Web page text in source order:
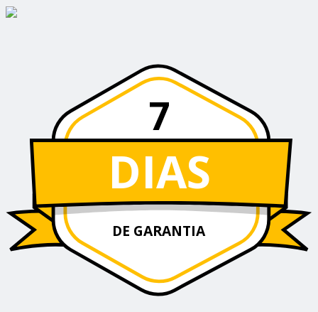
7
DIAS
DE GARANTIA